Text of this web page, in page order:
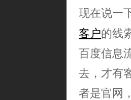
现在说一
客户的线
百度信息
去，才有
者是官网